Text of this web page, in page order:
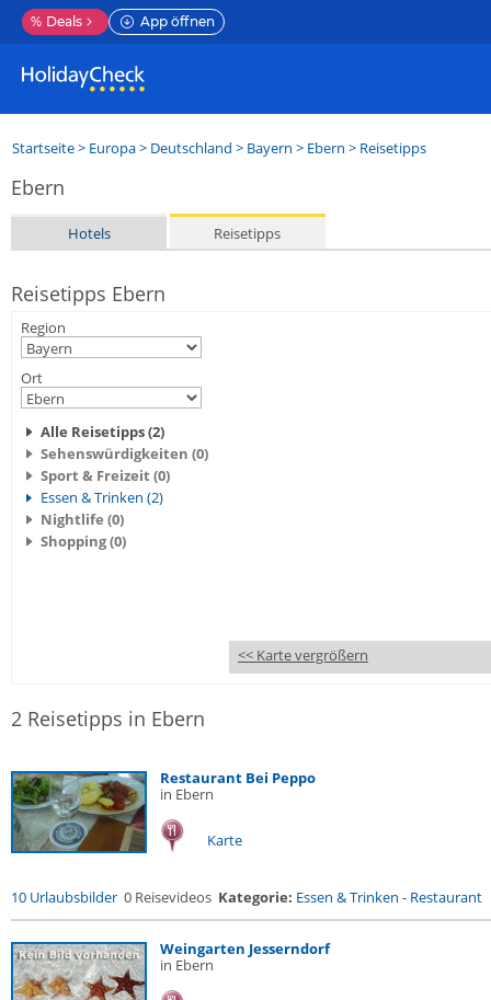
% Deals App öffnen
Startseite> Europa> Deutschland > Bayern > Ebern > Reisetipps
Ebern
Hotels Reisetipps
Reisetipps Ebern
Region
Ort
Alle Reisetipps (2)
Sehenswürdigkeiten (0)
Sport & Freizeit (0)
Essen & Trinken (2)
Nightlife (0)
Shopping (0)
<< Karte vergrößern
2 Reisetipps in Ebern
Restaurant Bei Peppo
in Ebern
Karte
10 Urlaubsbilder 0 Reisevideos Kategorie: Essen & Trinken - Restaurant
Weingarten Jesserndorf
in Ebern